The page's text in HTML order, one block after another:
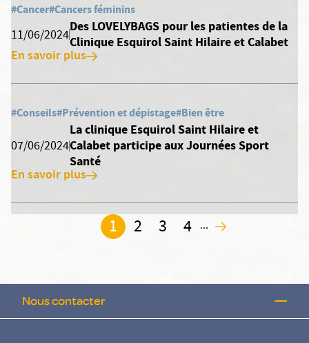
#Cancer#Cancers féminins
11/06/2024
Des LOVELYBAGS pour les patientes de la
Clinique Esquirol Saint Hilaire et Calabet
En savoir plus
#Conseils#Prévention et dépistage#Bien être
07/06/2024
La clinique Esquirol Saint Hilaire et
Calabet participe aux Journées Sport
Santé
En savoir plus
1 2 3 4 ... 2
Nous contacter